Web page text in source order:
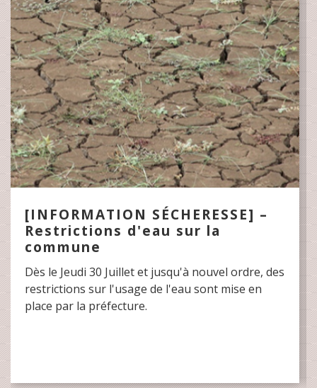
[INFORMATION SÉCHERESSE] –
Restrictions d'eau sur la
commune
Dès le Jeudi 30 Juillet et jusqu'à nouvel ordre, des
restrictions sur l'usage de l'eau sont mise en
place par la préfecture.